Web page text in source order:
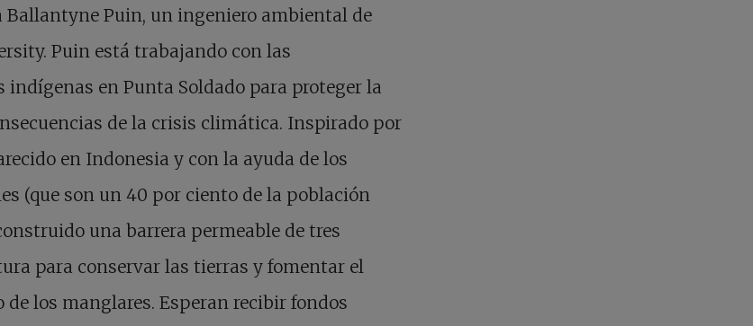
Ballantyne Puin, un ingeniero ambiental de
Puin está trabajando con las
indígenas en Punta Soldado para proteger la
de la crisis climática. Inspirado por
en Indonesia y con la ayuda de los
(que son un 40 por ciento de la población
una barrera permeable de tres
para conservar las tierras y fomentar el
los manglares. Esperan recibir fondos